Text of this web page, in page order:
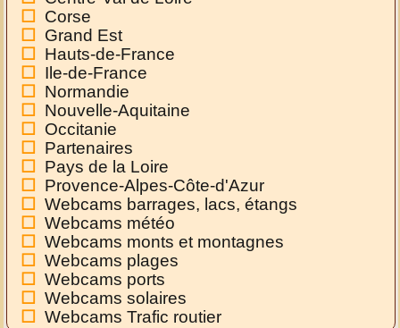
Corse
Grand Est
Hauts-de-France
Ile-de-France
Normandie
Nouvelle-Aquitaine
Occitanie
Partenaires
Pays de la Loire
Provence-Alpes-Côte-d'Azur
Webcams barrages, lacs, étangs
Webcams météo
Webcams monts et montagnes
Webcams plages
Webcams ports
Webcams solaires
Webcams Trafic routier